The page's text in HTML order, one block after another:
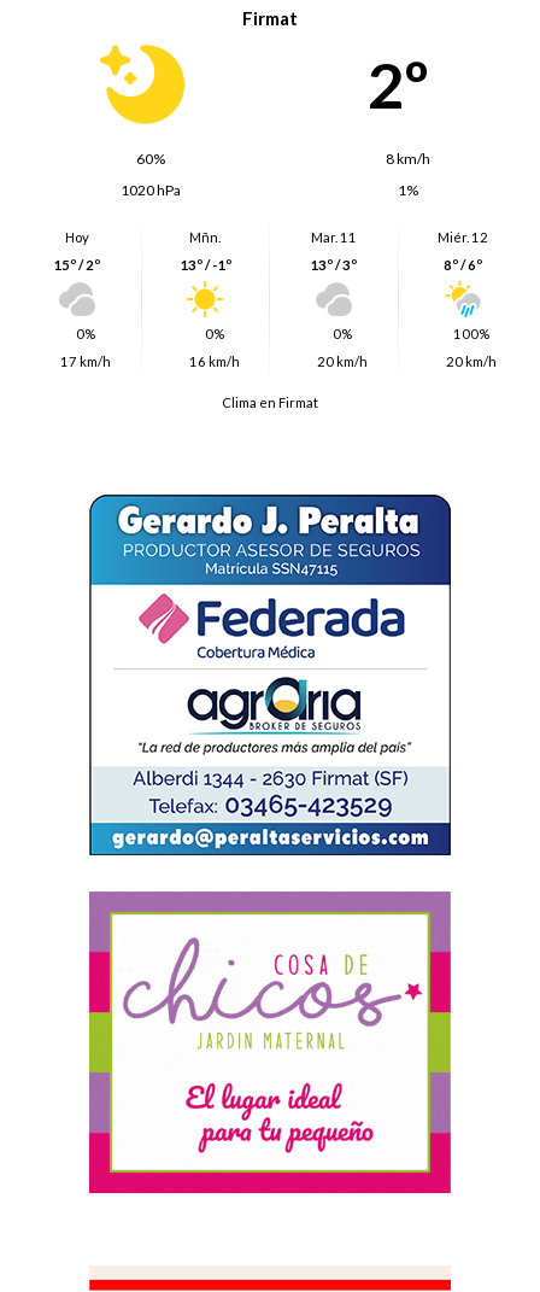
Firmat
2º
60%
8 km/h
1020 hPa
1%
Hoy
15º / 2º
0%
17 km/h
Mñn.
13º / -1º
0%
16 km/h
Mar. 11
13º / 3º
0%
20 km/h
Miér. 12
8º / 6º
100%
20 km/h
Clima en Firmat